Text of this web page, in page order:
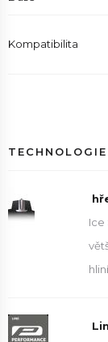
Kompatibilita
TECHNOLOGIE
Ice